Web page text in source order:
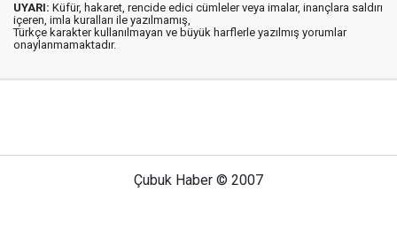
UYARI: Küfür, hakaret, rencide edici cümleler veya imalar, inançlara saldırı
içeren, imla kuralları ile yazılmamış,
Türkçe karakter kullanılmayan ve büyük harflerle yazılmış yorumlar
onaylanmamaktadır.
Çubuk Haber © 2007